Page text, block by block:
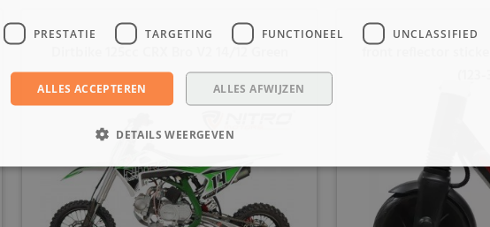
Dirtbike 125cc CRX Bro V2 14/12 Green
front reflector
PRESTATIE TARGETING FUNCTIONEEL UNCLASSIFIED
ALLES ACCEPTEREN ALLES AFWIJZEN
DETAILS WEERGEVEN